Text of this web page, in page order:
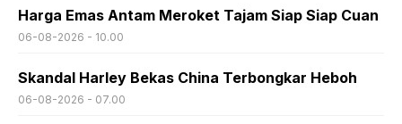
Harga Emas Antam Meroket Tajam Siap Siap Cuan
06-08-2026 - 10.00
Skandal Harley Bekas China Terbongkar Heboh
06-08-2026 - 07.00